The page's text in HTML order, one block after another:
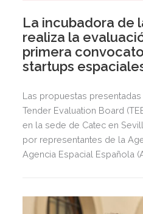
La incubadora de
realiza la
primera
startups
Las propuestas
Tender Evaluation Board
en la sede de Catec en
por representantes de la
Agencia Espacial Española
Aeroespaciales (Catec) y el